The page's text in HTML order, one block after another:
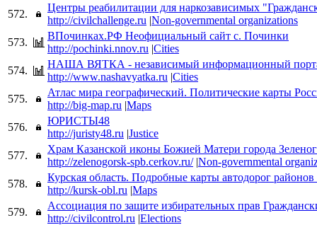
572.
Центры реабилитации для наркозависимых
http://civilchallenge.ru |Non-governmental organizations
573.
ВПочинках.РФ Неофициальный сайт с. Починки
http://pochinki.nnov.ru |Cities
574.
НАША ВЯТКА - независимый информационный
http://www.nashavyatka.ru |Cities
575.
Атлас мира географический. Политические карты
http://big-map.ru |Maps
576.
ЮРИСТЫ48
http://juristy48.ru |Justice
577.
Храм Казанской иконы Божией Матери города
http://zelenogorsk-spb.cerkov.ru/ |Non-governmental
578.
Курская область. Подробные карты автодорог
http://kursk-obl.ru |Maps
579.
Ассоциация по защите избирательных прав
http://civilcontrol.ru |Elections